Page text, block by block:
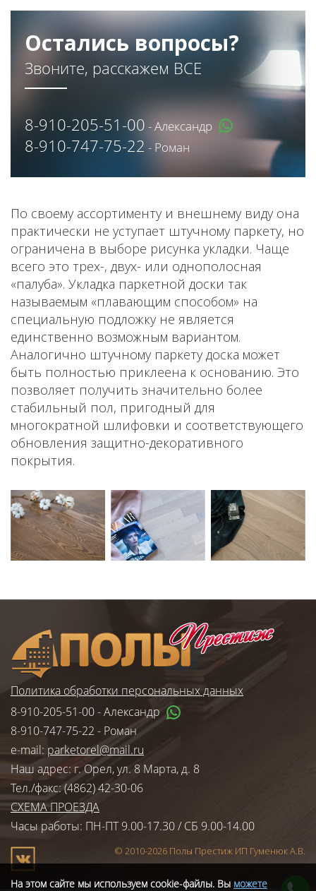
Остались вопросы?
Звоните, расскажем ВСЕ
8-910-205-51-00 - Александр
8-910-747-75-22 - Роман
По своему ассортименту и внешнему виду она
практически не уступает штучному паркету, но
ограничена в выборе рисунка укладки. Чаще
всего это трех-, двух- или однополосная
«палуба». Укладка паркетной доски так
называемым «плавающим способом» на
специальную подложку не является
единственно возможным вариантом.
Аналогично штучному паркету доска может
быть полностью приклеена к основанию. Это
позволяет получить значительно более
стабильный пол, пригодный для
многократной шлифовки и соответствующего
обновления защитно-декоративного
покрытия.
Политика обработки персональных данных
8-910-205-51-00- Александр
8-910-747-75-22 - Роман
e-mail: parketorel@mail.ru
Наш адрес: г. Орел, ул. 8 Марта, д. 8
Тел./факс: (4862) 42-30-06
СХЕМА ПРОЕЗДА
Часы работы: ПН-ПТ 9.00-17.30 / СБ 9.00-14.00
© 2010-2026 Полы Престиж ИП Гуменюк А.В.
На этом сайте мы используем cookie-файлы. Вы можете